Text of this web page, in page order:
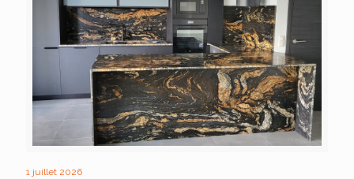
1 juillet 2026